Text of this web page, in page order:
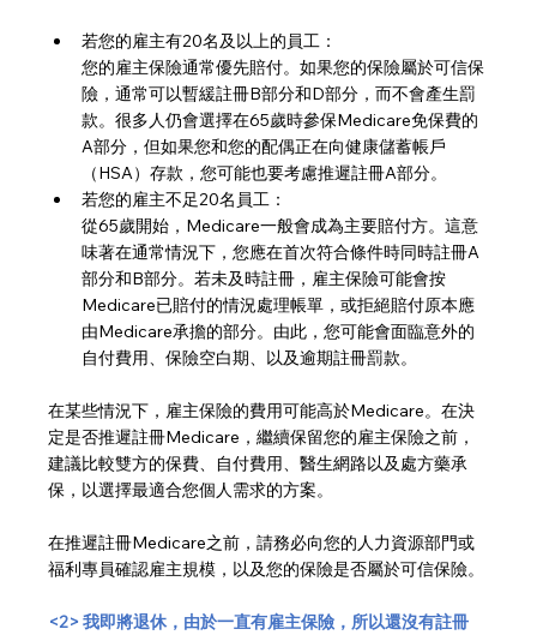
若您的雇主有20名及以上的員工：
您的雇主保險通常優先賠付。如果您的保險屬於可信保
險，通常可以暫緩註冊B部分和D部分，而不會產生罰
款。很多人仍會選擇在65歲時參保Medicare免保費的
A部分，但如果您和您的配偶正在向健康儲蓄帳戶
（HSA）存款，您可能也要考慮推遲註冊A部分。
若您的雇主不足20名員工：
從65歲開始，Medicare一般會成為主要賠付方。這意
味著在通常情況下，您應在首次符合條件時同時註冊A
部分和B部分。若未及時註冊，雇主保險可能會按
Medicare已賠付的情況處理帳單，或拒絕賠付原本應
由Medicare承擔的部分。由此，您可能會面臨意外的
自付費用、保險空白期、以及逾期註冊罰款。
在某些情況下，雇主保險的費用可能高於Medicare。在決
定是否推遲註冊Medicare，繼續保留您的雇主保險之前，
建議比較雙方的保費、自付費用、醫生網路以及處方藥承
保，以選擇最適合您個人需求的方案。
在推遲註冊Medicare之前，請務必向您的人力資源部門或
福利專員確認雇主規模，以及您的保險是否屬於可信保險。
<2> 我即將退休，由於一直有雇主保險，所以還沒有註冊